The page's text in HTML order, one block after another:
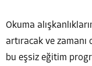
Okuma
artıracak ve
bu eşsiz eğitim